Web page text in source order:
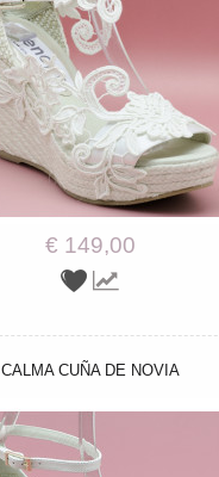
€ 149,00
CALMA CUÑA DE NOVIA